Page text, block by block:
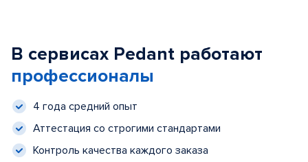
В сервисах Pedant работают
профессионалы
4 года средний опыт
Аттестация со строгими стандартами
Контроль качества каждого заказа